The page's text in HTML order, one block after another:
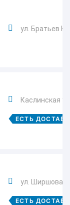
ул. Братьев
Каслинская
ЕСТЬ
ул. Ширшова,
ЕСТЬ